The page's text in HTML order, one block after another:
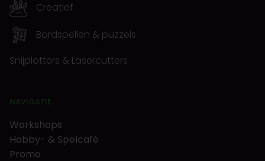
Creatief
Bordspellen & puzzels
Snijplotters & Lasercutters
NAVIGATIE
Workshops
Hobby- & Spelcafé
Promo